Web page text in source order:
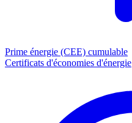
Prime énergie (CEE) cumulable
Certificats d'économies d'énergie